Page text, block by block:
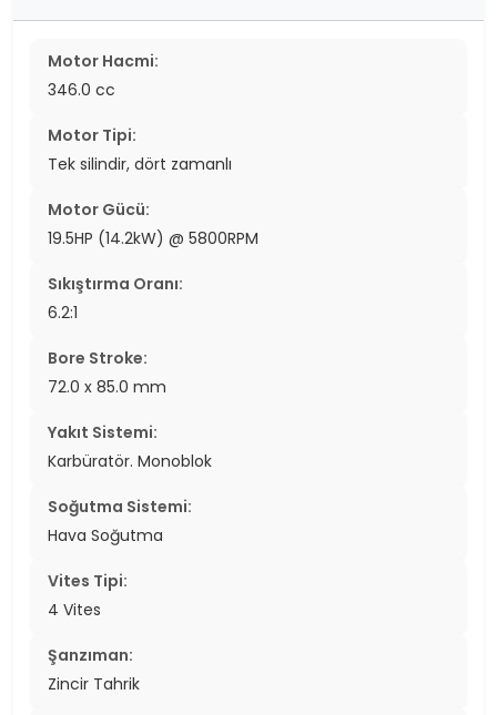
Motor Hacmi:
346.0 cc
Motor Tipi:
Tek silindir, dört zamanlı
Motor Gücü:
19.5HP (14.2kW) @ 5800RPM
Sıkıştırma Oranı:
6.2:1
Bore Stroke:
72.0 x 85.0 mm
Yakıt Sistemi:
Karbüratör. Monoblok
Soğutma Sistemi:
Hava Soğutma
Vites Tipi:
4 Vites
Şanzıman:
Zincir Tahrik